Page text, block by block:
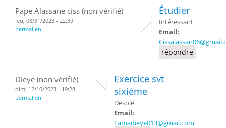
Pape Alassane ciss (non vérifié)
jeu, 08/31/2023 - 22:39
permalien
Étudier
Intéressant
Email:
répondre
Dieye (non vérifié)
dim, 12/10/2023 - 19:28
permalien
Exercice svt
sixième
Désolé
Email:
Famadieye013@gmail.com